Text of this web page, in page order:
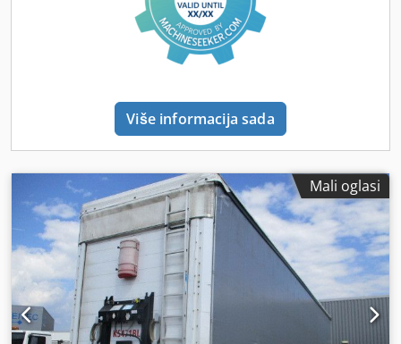
Više informacija sada
Mali oglasi